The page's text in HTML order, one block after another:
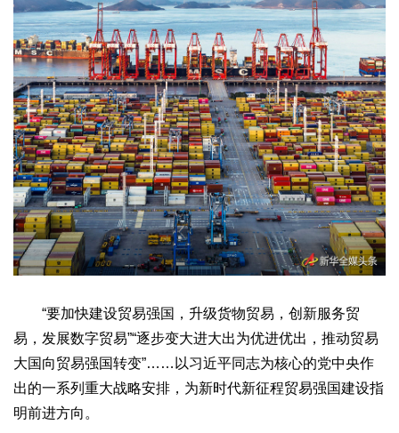
国际
中国与世界 国际视点 国际合作 他山之石
生态
生态文明 能源资源 环境保护 地方生态 休闲旅游
视频
访谈 动态
地方
京 津 冀 晋 蒙 辽 吉 黑 沪 苏 浙 皖
闽
赣
鲁 豫 鄂 湘 粤 桂 琼 渝 川 黔 滇
藏
信息
地方动态 地方强音
“要加快建设贸易强国，升级货物贸易，创新服务贸
易，发展数字贸易”“逐步变大进大出为优进优出，推动贸易
大国向贸易强国转变”……以习近平同志为核心的党中央作
出的一系列重大战略安排，为新时代新征程贸易强国建设指
明前进方向。